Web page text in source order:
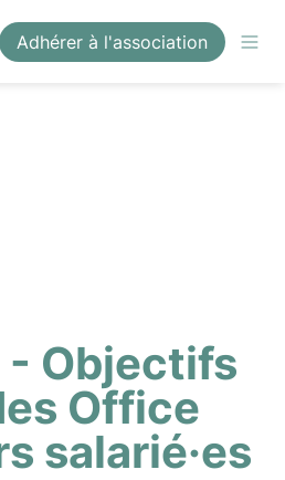
Adhérer à l'association
- Objectifs
Office
salarié·es